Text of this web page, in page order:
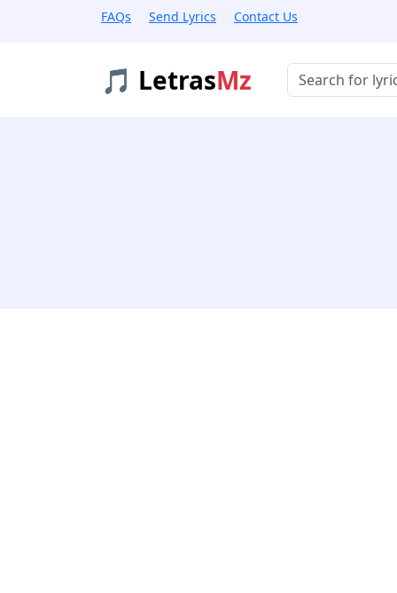
FAQs Send Lyrics Contact Us
🎵 LetrasMz Buscar músicas